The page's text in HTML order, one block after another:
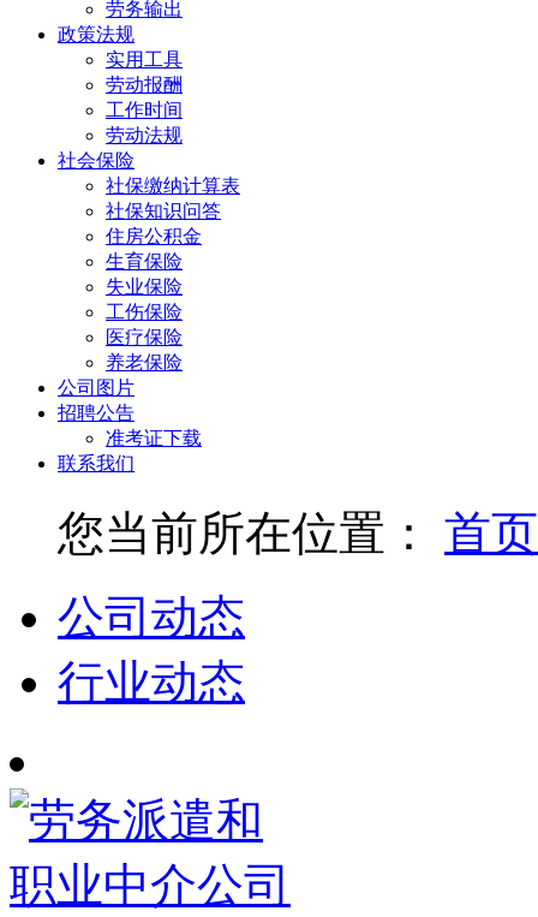
劳务输出
政策法规
实用工具
劳动报酬
工作时间
劳动法规
社会保险
社保缴纳计算表
社保知识问答
住房公积金
生育保险
失业保险
工伤保险
医疗保险
养老保险
公司图片
招聘公告
准考证下载
联系我们
您当前所在位置：
首页
公司动态
行业动态